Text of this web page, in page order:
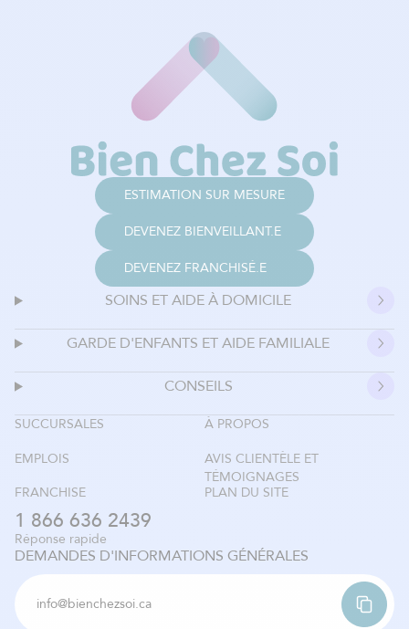
ESTIMATION SUR MESURE
DEVENEZ BIENVEILLANT.E
DEVENEZ FRANCHISÉ.E
SOINS ET AIDE À DOMICILE
GARDE D'ENFANTS ET AIDE FAMILIALE
CONSEILS
SUCCURSALES
À PROPOS
EMPLOIS
AVIS CLIENTÈLE ET
TÉMOIGNAGES
FRANCHISE
PLAN DU SITE
1 866 636 2439
Réponse rapide
DEMANDES D'INFORMATIONS GÉNÉRALES
info@bienchezsoi.ca